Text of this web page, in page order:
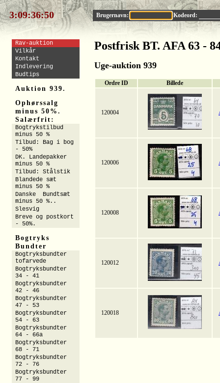
3:09:36:50 Brugernavn: Kodeord:
Postfrisk BT. AFA 63 -
Uge-auktion 939
Ordre ID Billede
120004
120006
120008
120012
120018
Rav-auktion
Vilkår
Kontakt
Indlevering
Budtips
Auktion 939.
Ophørssalg
minus 50%.
Salærfrit:
Bogtrykstilbud
minus 50 %
Tilbud: Bag i bog
- 50%
DK. Landepakker
minus 50 %
Tilbud: Stålstik
Blandede sæt
minus 50 %
Danske Bundtsæt
minus 50 %..
Slesvig
Breve og postkort
- 50%.
Bogtryks
Bundter
Bogtryksbundter
tofarvede
Bogtryksbundter
34 - 41
Bogtryksbundter
42 - 46
Bogtryksbundter
47 - 53
Bogtryksbundter
54 - 63
Bogtryksbundter
64 - 66a
Bogtryksbundter
68 - 71
Bogtryksbundter
72 - 76
Bogtryksbundter
77 - 99